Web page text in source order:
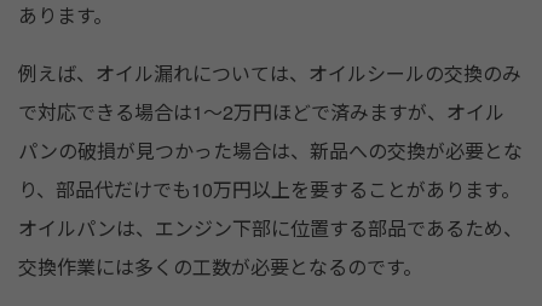
あります。
例えば、オイル漏れについては、オイルシールの交換のみ
で対応できる場合は1～2万円ほどで済みますが、オイル
パンの破損が見つかった場合は、新品への交換が必要とな
り、部品代だけでも10万円以上を要することがあります。
オイルパンは、エンジン下部に位置する部品であるため、
交換作業には多くの工数が必要となるのです。